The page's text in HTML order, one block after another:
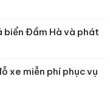
biển Đầm Hà và phát
xe miễn phí phục vụ